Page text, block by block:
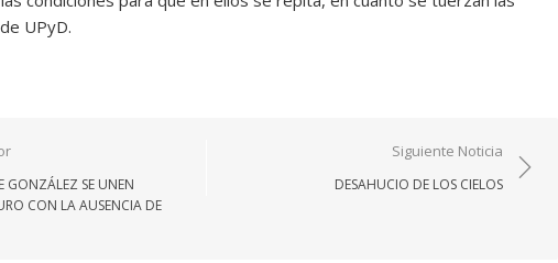
UPyD.
GONZÁLEZ SE UNEN
CON LA AUSENCIA DE
Siguiente Noticia
DESAHUCIO DE LOS CIELOS